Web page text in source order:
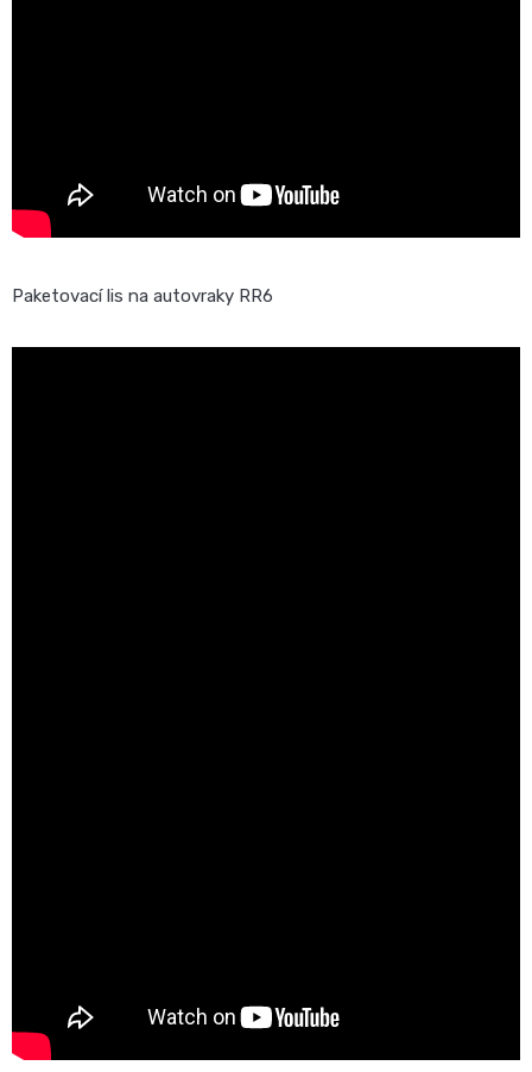
Paketovací lis na autovraky RR6